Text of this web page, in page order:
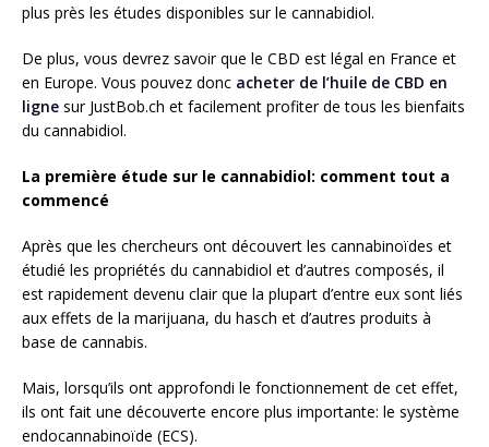
plus près les études disponibles sur le cannabidiol.
De plus, vous devrez savoir que le CBD est légal en France et
en Europe. Vous pouvez donc acheter de l’huile de CBD en
ligne sur JustBob.ch et facilement profiter de tous les bienfaits
du cannabidiol.
La première étude sur le cannabidiol: comment tout a
commencé
Après que les chercheurs ont découvert les cannabinoïdes et
étudié les propriétés du cannabidiol et d’autres composés, il
est rapidement devenu clair que la plupart d’entre eux sont liés
aux effets de la marijuana, du hasch et d’autres produits à
base de cannabis.
Mais, lorsqu’ils ont approfondi le fonctionnement de cet effet,
ils ont fait une découverte encore plus importante: le système
endocannabinoïde (ECS).